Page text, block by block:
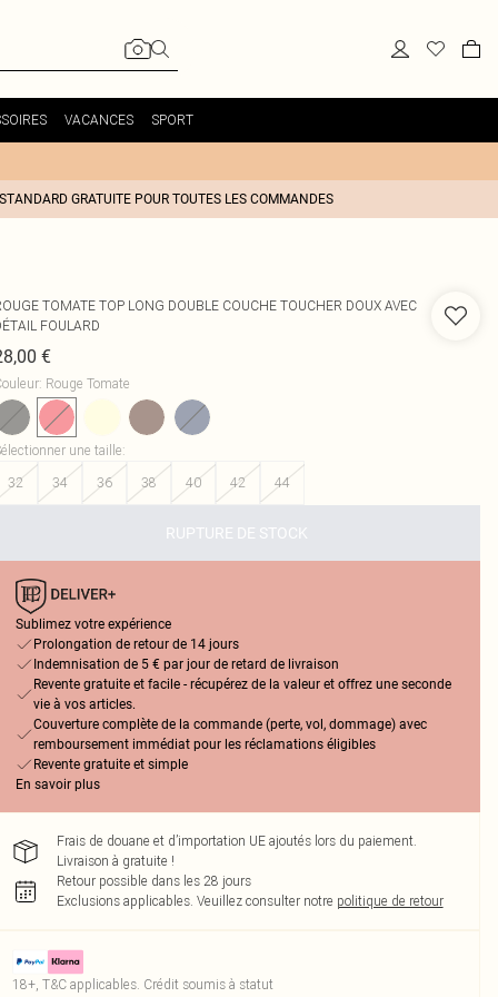
VACANCES SPORT
GRATUITE POUR TOUTES LES COMMANDES
TOMATE TOP LONG DOUBLE COUCHE TOUCHER DOUX AVEC
FOULARD
€
: Rouge Tomate
une taille:
32
34 36 38 40 42 44
RUPTURE DE STOCK
Sublimez votre expérience
Prolongation de retour de 14 jours
Indemnisation de 5 € par jour de retard de livraison
Revente gratuite et facile - récupérez de la valeur et offrez une seconde
vie à vos articles.
Couverture complète de la commande (perte, vol, dommage) avec
remboursement immédiat pour les réclamations éligibles
Revente gratuite et simple
En savoir plus
Frais de douane et d’importation UE ajoutés lors du paiement.
Livraison à gratuite !
Retour possible dans les 28 jours
Exclusions applicables. Veuillez consulter notre politique de retour
18+, T&C applicables. Crédit soumis à statut